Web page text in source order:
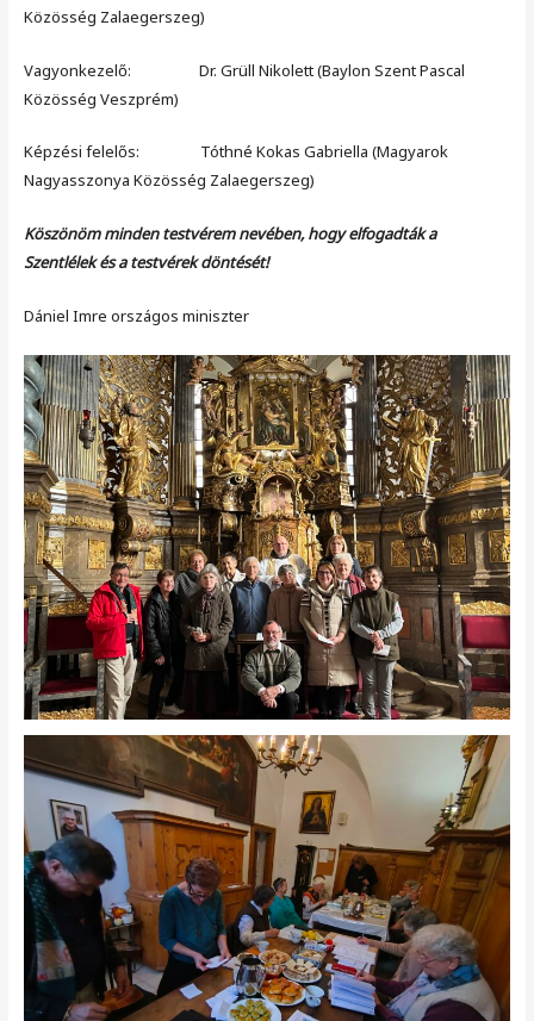
Közösség Zalaegerszeg)
Vagyonkezelő: Dr. Grüll Nikolett (Baylon Szent Pascal
Közösség Veszprém)
Képzési felelős: Tóthné Kokas Gabriella (Magyarok
Nagyasszonya Közösség Zalaegerszeg)
Köszönöm minden testvérem nevében, hogy elfogadták a
Szentlélek és a testvérek döntését!
Dániel Imre országos miniszter